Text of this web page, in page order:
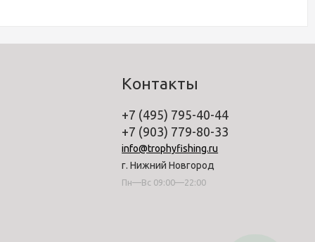
Контакты
+7 (495) 795-40-44
+7 (903) 779-80-33
info@trophyfishing.ru
г. Нижний Новгород
Пн—Вс 09:00—22:00